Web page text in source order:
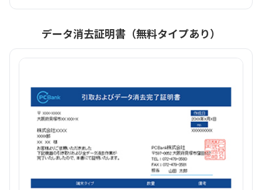
データ消去証明書（無料タイプあり）